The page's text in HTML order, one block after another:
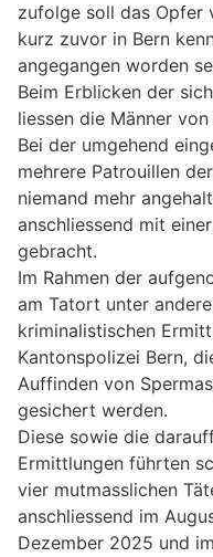
zufolge soll das Opfer
kurz zuvor in Bern
angegangen worden
Beim Erblicken der
liessen die Männer
Bei der umgehend
mehrere Patrouillen
niemand mehr
anschliessend mit
gebracht.
Im Rahmen der
am Tatort unter
kriminalistischen
Kantonspolizei Bern,
Auffinden von
gesichert werden.
Diese sowie die
Ermittlungen führten
vier mutmasslichen
anschliessend im
Dezember 2025 und